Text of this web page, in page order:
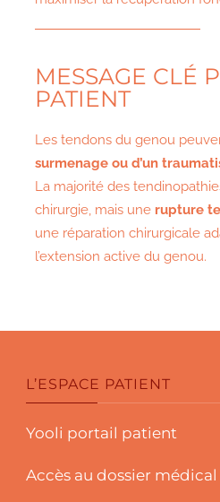
MESSAGE CLÉ
PATIENT
Les tendons du genou
surmenage ou d’un
La majorité des
chirurgie, mais une rupture
une réparation chirurgicale
l’extension active du genou.
L’ESPACE PATIENT
Yooli portail patient
Accès au dossier médical